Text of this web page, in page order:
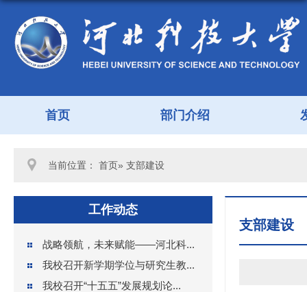
首页 部门介绍
当前位置： 首页» 支部建设
工作动态
战略领航，未来赋能——河北科...
我校召开新学期学位与研究生教...
我校召开“十五五”发展规划论...
支部建设